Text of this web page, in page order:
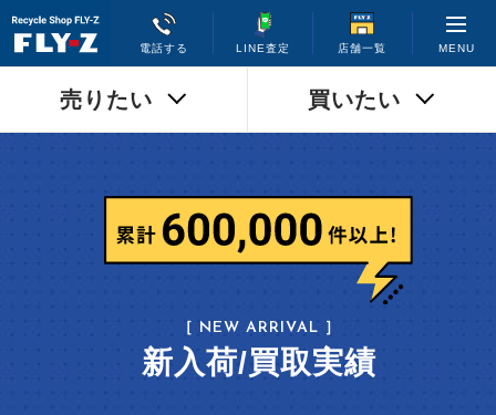
電話する LINE査定 店舗一覧 MENU
売りたい 買いたい
［ NEW ARRIVAL ］
新入荷/買取実績